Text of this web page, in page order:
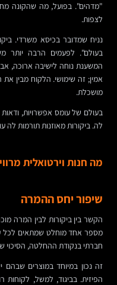
"מדהים". בפועל, מה שהקונה
לצפות.
נניח שמדובר בכיסא משרדי.
המשענת נוחה לישיבה ארוכה,
אמין; זה שימושי. הלקוח מבין
מושכלת.
בעולם של עומס אפשרויות,
לה. ביקורות מאוזנות תורמות לה
מה חנות וירטואלית
שיפור יחס ההמרה
הקשר בין ביקורות לבין המרה
מספר אחד מוחלט שמתאים לכל
חברתי בנקודת ההחלטה, הסיכוי
זה נכון במיוחד במוצרים שבהם
הפיזית. בביגוד, למשל, לקוחות